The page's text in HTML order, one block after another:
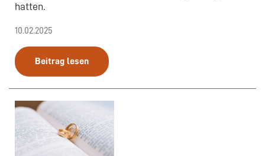
hatten.
10.02.2025
Beitrag lesen